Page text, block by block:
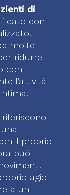
di
con
molte
ridurre
con
l’attività
il proprio
può
agio
a un